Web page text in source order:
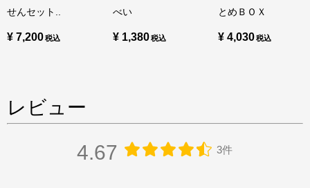
せんセット..
¥ 7,200
べい
¥ 1,380
とめＢＯＸ
¥ 4,030
レビュー
4.67 3件